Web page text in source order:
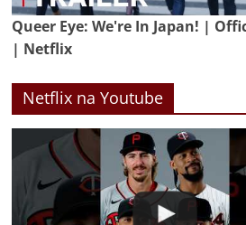
Queer Eye: We're In Japan! |
| Netflix
Netflix na Youtube